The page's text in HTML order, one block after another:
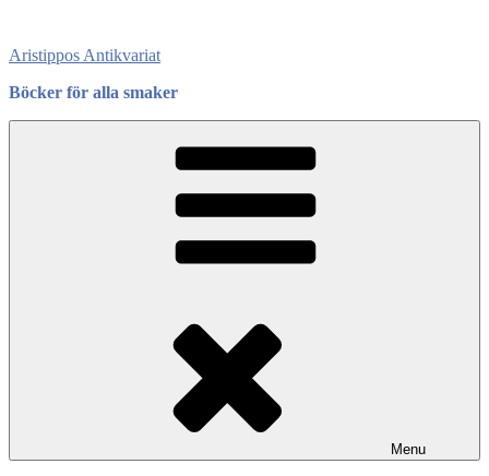
content
Aristippos Antikvariat
Böcker för alla smaker
Menu